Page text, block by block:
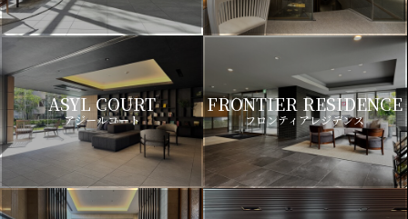
ASYL COURT
アジールコート
FRONTIER RESIDENCE
フロンティアレジデンス